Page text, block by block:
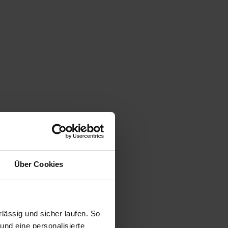
Über Cookies
und sicher laufen. So
eine personalisierte